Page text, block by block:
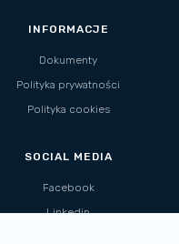
INFORMACJE
Dokumenty
Polityka prywatności
Polityka cookies
SOCIAL MEDIA
Facebook
Linkedin